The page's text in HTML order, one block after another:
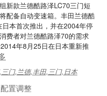
新款兰德酷路泽LC70三门短
配备自动变速箱。丰田兰德酷
本首次推出，并在2004年停
费者对兰德酷路泽70的需求
年8月25日在日本重新推
三门,兰德,丰田,三门,日本